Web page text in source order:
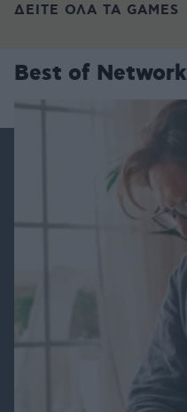
ΔΕΙΤΕ ΟΛΑ ΤΑ GAMES
Best of Network